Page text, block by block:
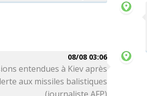
08/08 03:06
entendues à Kiev après
aux missiles balistiques